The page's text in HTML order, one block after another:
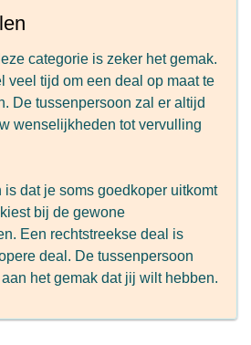
categorie is zeker het gemak.
veel tijd om een deal op maat te
De tussenpersoon zal er altijd
wenselijkheden tot vervulling
is dat je soms goedkoper uitkomt
bij de gewone
Een rechtstreekse deal is
deal. De tussenpersoon
het gemak dat jij wilt hebben.